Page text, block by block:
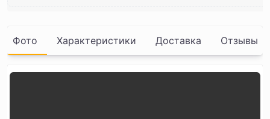
Фото Характеристики Доставка Отзывы